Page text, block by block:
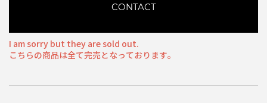
CONTACT
I am sorry but they are sold out.
こちらの商品は全て完売となっております。